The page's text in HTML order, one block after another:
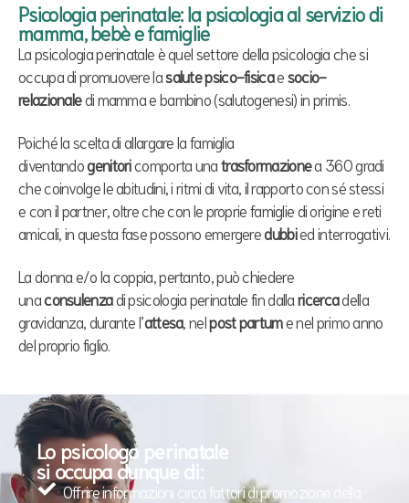
Psicologia perinatale: la psicologia al servizio di
mamma, bebè e famiglie
La psicologia perinatale è quel settore della psicologia che si
occupa di promuovere lasalute psico-fisicae socio-
relazionaledi mamma e bambino (salutogenesi) in primis.
Poiché la scelta di allargare la famiglia
diventandogenitoricomporta unatrasformazionea 360 gradi
che coinvolge le abitudini, i ritmi di vita, il rapporto con sé stessi
e con il partner, oltre che con le proprie famiglie di origine e reti
amicali, in questa fase possono emergeredubbied interrogativi.
La donna e/o la coppia, pertanto, può chiedere
unaconsulenzadi psicologia perinatale fin dallaricercadella
gravidanza, durante l’attesa, nelpost partume nel primo anno
del proprio figlio.
Lo psicologo perinatale
si occupa dunque di:
Offrire informazioni circa fattori di promozione della